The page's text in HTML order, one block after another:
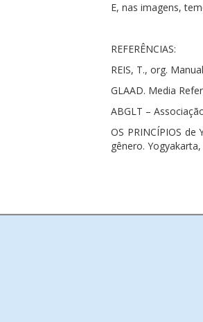
E, nas imagens,
REFERÊNCIAS:
REIS, T., org.
GLAAD. Media
ABGLT –
OS PRINCÍPIOS
gênero.